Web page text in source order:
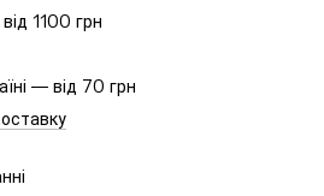
1100 грн
— від 70 грн